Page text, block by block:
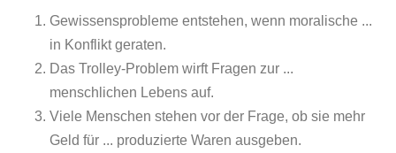
Gewissensprobleme entstehen, wenn moralische ...
in Konflikt geraten.
Das Trolley-Problem wirft Fragen zur ...
menschlichen Lebens auf.
Viele Menschen stehen vor der Frage, ob sie mehr
Geld für ... produzierte Waren ausgeben.